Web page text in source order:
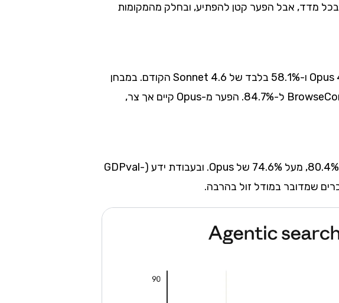
המספרים מספרים את הסיפור בצורה הכי ברורה. Sonnet 5 לא מנצח את Opus 4.8 בכל מדד, אבל הפער קטן להפתיע, ובחלק מהמקומות
בקידוד אייג’נטי (SWE-bench Pro) Sonnet 5 מקבל 63.2%, לעומת 69.2% של Opus 4.8 ו-58.1% בלבד של Sonnet 4.6 הקודם. במבחן
OSWorld-Verified הוא מגיע ל-81.2% (מול 83.4% של Opus), ובחיפוש אייג’נטי BrowseComp ל-84.7%. הפער מ-Opus קיים אך צר,
יש מדדים שבהם Sonnet 5 גובר על Opus 4.8. ב-Terminal-Bench 2.1 הוא מקבל 80.4%, מעל 74.6% של Opus. ובעבודת ידע (GDPval-